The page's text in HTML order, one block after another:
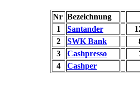
Nr Bezeichnung
1
Santander
2
SWK Bank
3
Cashpresso
4
Cashper